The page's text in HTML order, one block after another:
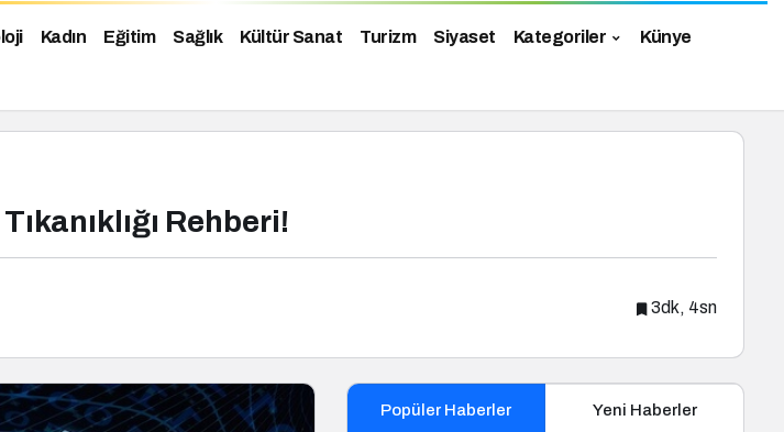
Kadın Eğitim Sağlık Kültür Sanat Turizm Siyaset Kategoriler Künye
Rehberi!
3dk, 4sn
Popüler Haberler Yeni Haberler